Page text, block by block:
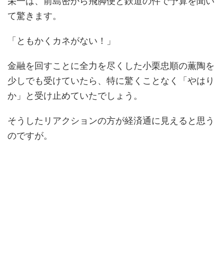
て驚きます。
「ともかくカネがない！」
金融を回すことに全力を尽くした小栗忠順の薫陶を
少しでも受けていたら、特に驚くことなく「やはり
か」と受け止めていたでしょう。
そうしたリアクションの方が経済通に見えると思う
のですが。